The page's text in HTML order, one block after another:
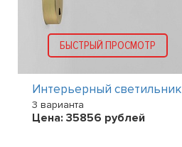
БЫСТРЫЙ ПРОСМОТР
Интерьерный светильник
3 варианта
Цена: 35856 рублей